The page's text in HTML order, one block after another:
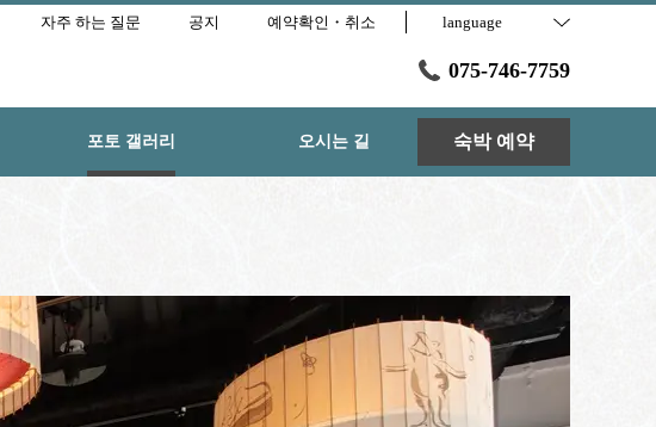
자주 하는 질문 공지 예약확인・취소 language
075-746-7759
포토 갤러리 오시는 길 숙박 예약